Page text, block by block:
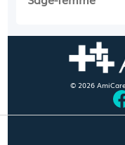
© 2026